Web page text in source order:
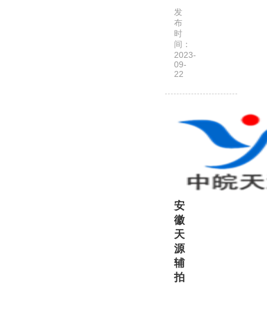
商
行
政
管
理
局
注
成…
辉
拍
卖
有
限
是
务
厅
批
准
并
颁
发
布
时
间：
2023-
09-
22
安
徽
天
源
辅
拍